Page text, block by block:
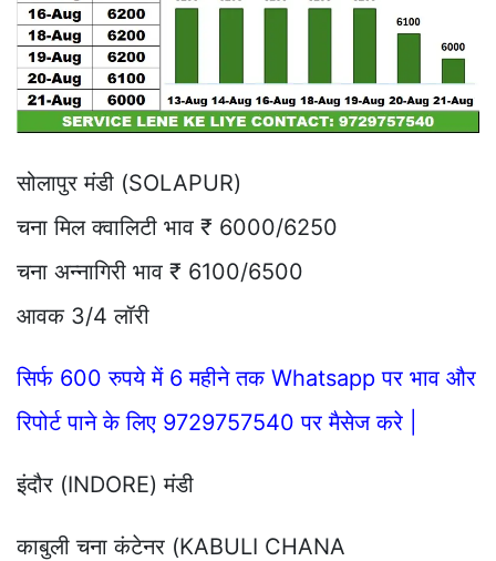
सोलापुर मंडी (SOLAPUR)
चना मिल क्वालिटी भाव ₹ 6000/6250
चना अन्नागिरी भाव ₹ 6100/6500
आवक 3/4 लॉरी
सिर्फ 600 रुपये में 6 महीने तक Whatsapp पर भाव और
रिपोर्ट पाने के लिए 9729757540 पर मैसेज करे |
इंदौर (INDORE) मंडी
काबुली चना कंटेनर (KABULI CHANA